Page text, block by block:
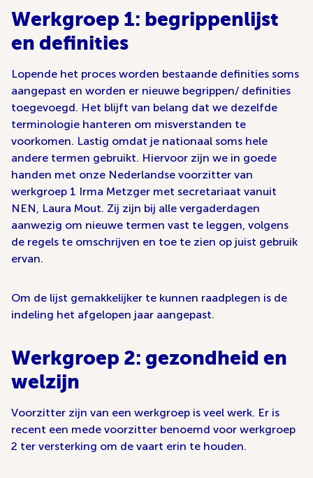
Werkgroep 1: begrippenlijst
en definities
Lopende het proces worden bestaande definities soms
aangepast en worden er nieuwe begrippen/ definities
toegevoegd. Het blijft van belang dat we dezelfde
terminologie hanteren om misverstanden te
voorkomen. Lastig omdat je nationaal soms hele
andere termen gebruikt. Hiervoor zijn we in goede
handen met onze Nederlandse voorzitter van
werkgroep 1 Irma Metzger met secretariaat vanuit
NEN, Laura Mout. Zij zijn bij alle vergaderdagen
aanwezig om nieuwe termen vast te leggen, volgens
de regels te omschrijven en toe te zien op juist gebruik
ervan.
Om de lijst gemakkelijker te kunnen raadplegen is de
indeling het afgelopen jaar aangepast.
Werkgroep 2: gezondheid en
welzijn
Voorzitter zijn van een werkgroep is veel werk. Er is
recent een mede voorzitter benoemd voor werkgroep
2 ter versterking om de vaart erin te houden.